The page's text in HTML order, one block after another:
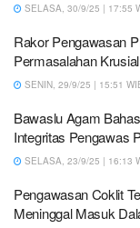
SELASA, 30/9/25 | 17:55
Rakor Pengawasan
Permasalahan
SENIN, 29/9/25 | 15:51
Bawaslu Agam
Integritas Pengawas
SELASA, 23/9/25 | 16:13
Pengawasan Coklit
Meninggal Masuk